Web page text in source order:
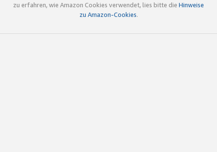
zu erfahren, wie Amazon Cookies verwendet, lies bitte die Hinweise
zu Amazon-Cookies.